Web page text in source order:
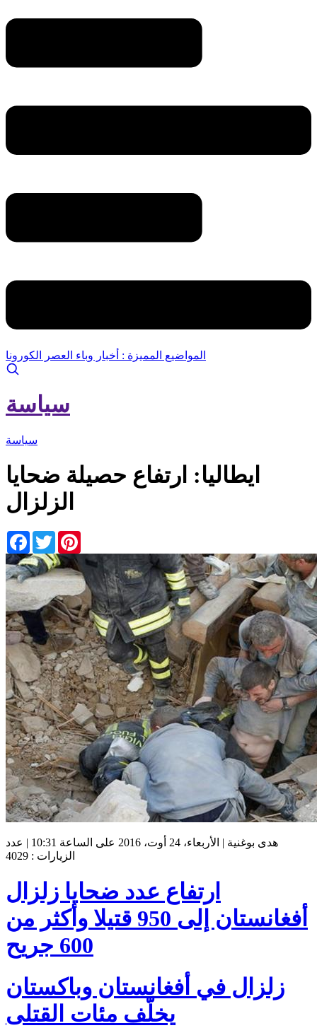
المواضيع المميزة : أخبار وباء العصر الكورونا
سياسة
سياسة
ايطاليا: ارتفاع حصيلة ضحايا
الزلزال
Facebook
Twitter
هدى بوغنية | الأربعاء، 24 أوت، 2016 على الساعة 10:31 | عدد
الزيارات : 4029
ارتفاع عدد ضحايا زلزال
أفغانستان إلى 950 قتيلا وأكثر من
600 جريح
زلزال في أفغانستان وباكستان
يخلّف مئات القتلى